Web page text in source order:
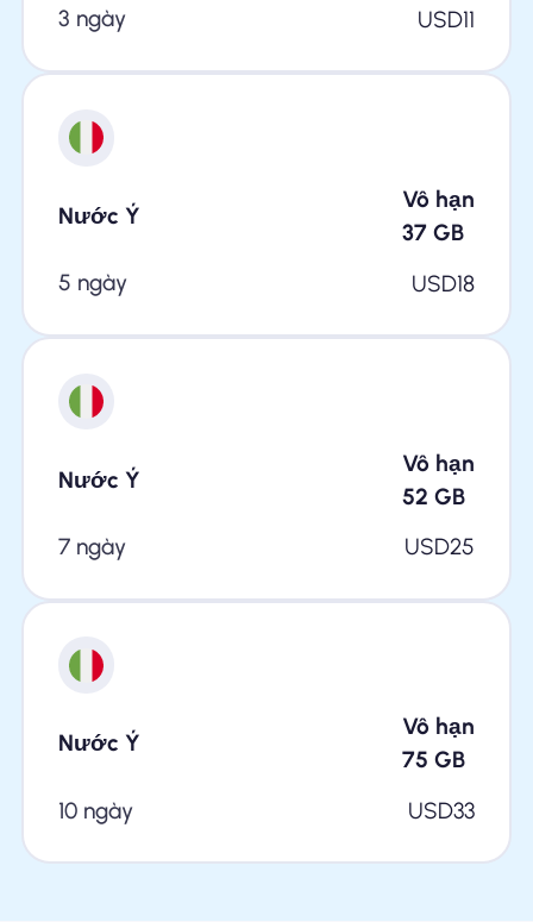
3 ngày
USD11
Nước Ý
Vô hạn
37 GB
5 ngày
USD18
Nước Ý
Vô hạn
52 GB
7 ngày
USD25
Nước Ý
Vô hạn
75 GB
10 ngày
USD33